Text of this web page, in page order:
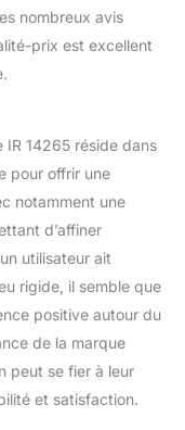
nombreux avis
prix est excellent
IR 14265 réside dans
pour offrir une
notamment une
d’affiner
utilisateur ait
rigide, il semble que
positive autour du
de la marque
peut se fier à leur
et satisfaction.